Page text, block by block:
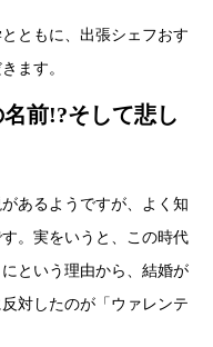
ともに、出張シェフおす
ます。
前!?そして悲し
あるようですが、よく知
。実をいうと、この時代
という理由から、結婚が
対したのが「ウァレンテ